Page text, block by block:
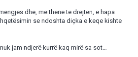
dhe, me thënë të drejtën, e hapa
se ndoshta diçka e keqe kishte
jam ndjerë kurrë kaq mirë sa sot…